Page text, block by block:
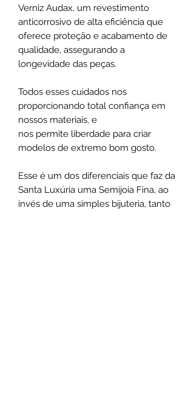
Verniz Audax, um revestimento
anticorrosivo de alta eficiência que
oferece proteção e acabamento de
qualidade, assegurando a
longevidade das peças.
Todos esses cuidados nos
proporcionando total confiança em
nossos materiais, e
nos permite liberdade para criar
modelos de extremo bom gosto.
Esse é um dos diferenciais que faz da
Santa Luxúria uma Semijoia Fina, ao
invés de uma simples bijuteria, tanto